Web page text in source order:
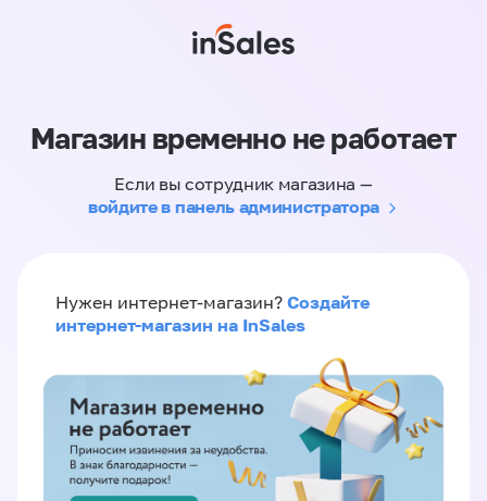
Магазин временно не работает
Если вы сотрудник магазина —
войдите в панель администратора
Нужен интернет-магазин? Создайте
интернет-магазин на InSales